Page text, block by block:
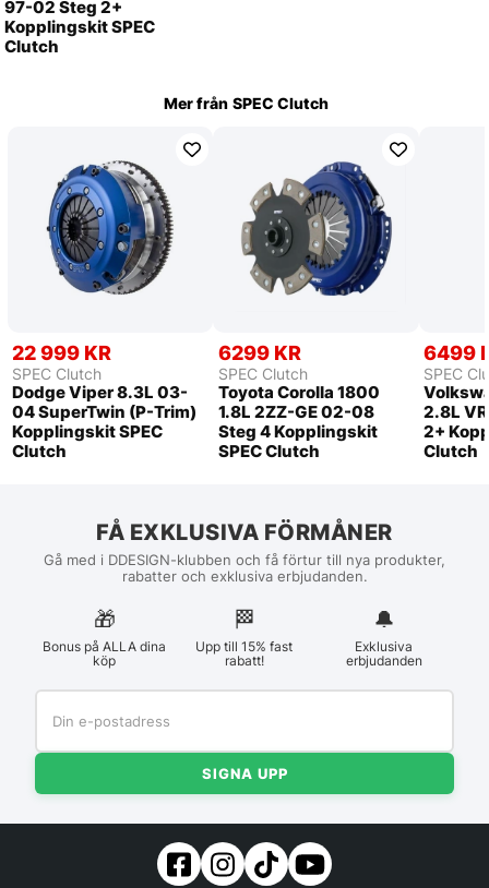
97-02 Steg 2+
Kopplingskit SPEC
Clutch
Mer från SPEC Clutch
22 999 KR
SPEC Clutch
Dodge Viper 8.3L 03-
04 SuperTwin (P-Trim)
Kopplingskit SPEC
Clutch
6299 KR
SPEC Clutch
Toyota Corolla 1800
1.8L 2ZZ-GE 02-08
Steg 4 Kopplingskit
SPEC Clutch
6499
SPEC
2.8L
2+
Clutch
FÅ EXKLUSIVA FÖRMÅNER
Gå med i DDESIGN-klubben och få förtur till nya produkter,
rabatter och exklusiva erbjudanden.
🎁
Bonus på ALLA dina
köp
🏁︎
Upp till 15% fast
rabatt!
🔔
Exklusiva
erbjudanden
SIGNA UPP